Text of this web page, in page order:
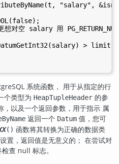
"salary",
想对空 salary 用
> limit);
系统函数， 用于从指定的行
个类型为 HeapTupleHeader 的参
以及一个返回参数，用于指示 属
返回一个 Datum 值，您可
() 函数将其转换为正确的数据类
置，返回值是无意义的； 在尝试对
查 null 标志。